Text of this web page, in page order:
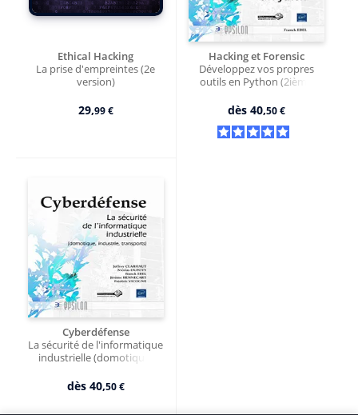
Ethical Hacking
La prise d'empreintes (2e
version)
29,99 €
Hacking et Forensic
Développez vos propres
outils en Python (2ième
dès 40,50 €
Cyberdéfense
La sécurité de l'informatique
industrielle (domotique,
dès 40,50 €